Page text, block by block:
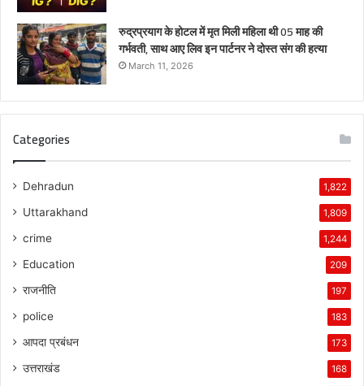
रुद्रप्रयाग के होटल में मृत मिली महिला थी 05 माह की
गर्भवती, साथ आए लिव इन पार्टनर ने दोस्त संग की हत्या
March 11, 2026
Categories
Dehradun 1,822
Uttarakhand 1,809
crime 1,244
Education 209
राजनीति 197
police 183
आपदा प्रबंधन 173
उत्तराखंड 168